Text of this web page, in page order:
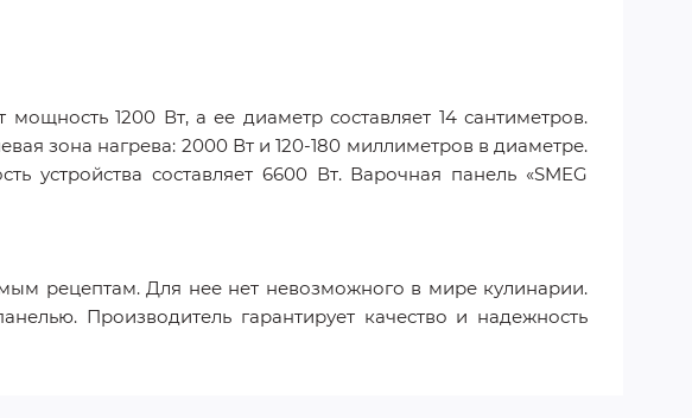
1200 Вт, а ее диаметр составляет 14 сантиметров.
зона нагрева: 2000 Вт и 120-180 миллиметров в диаметре.
устройства составляет 6600 Вт. Варочная панель «SMEG
рецептам. Для нее нет невозможного в мире кулинарии.
Производитель гарантирует качество и надежность